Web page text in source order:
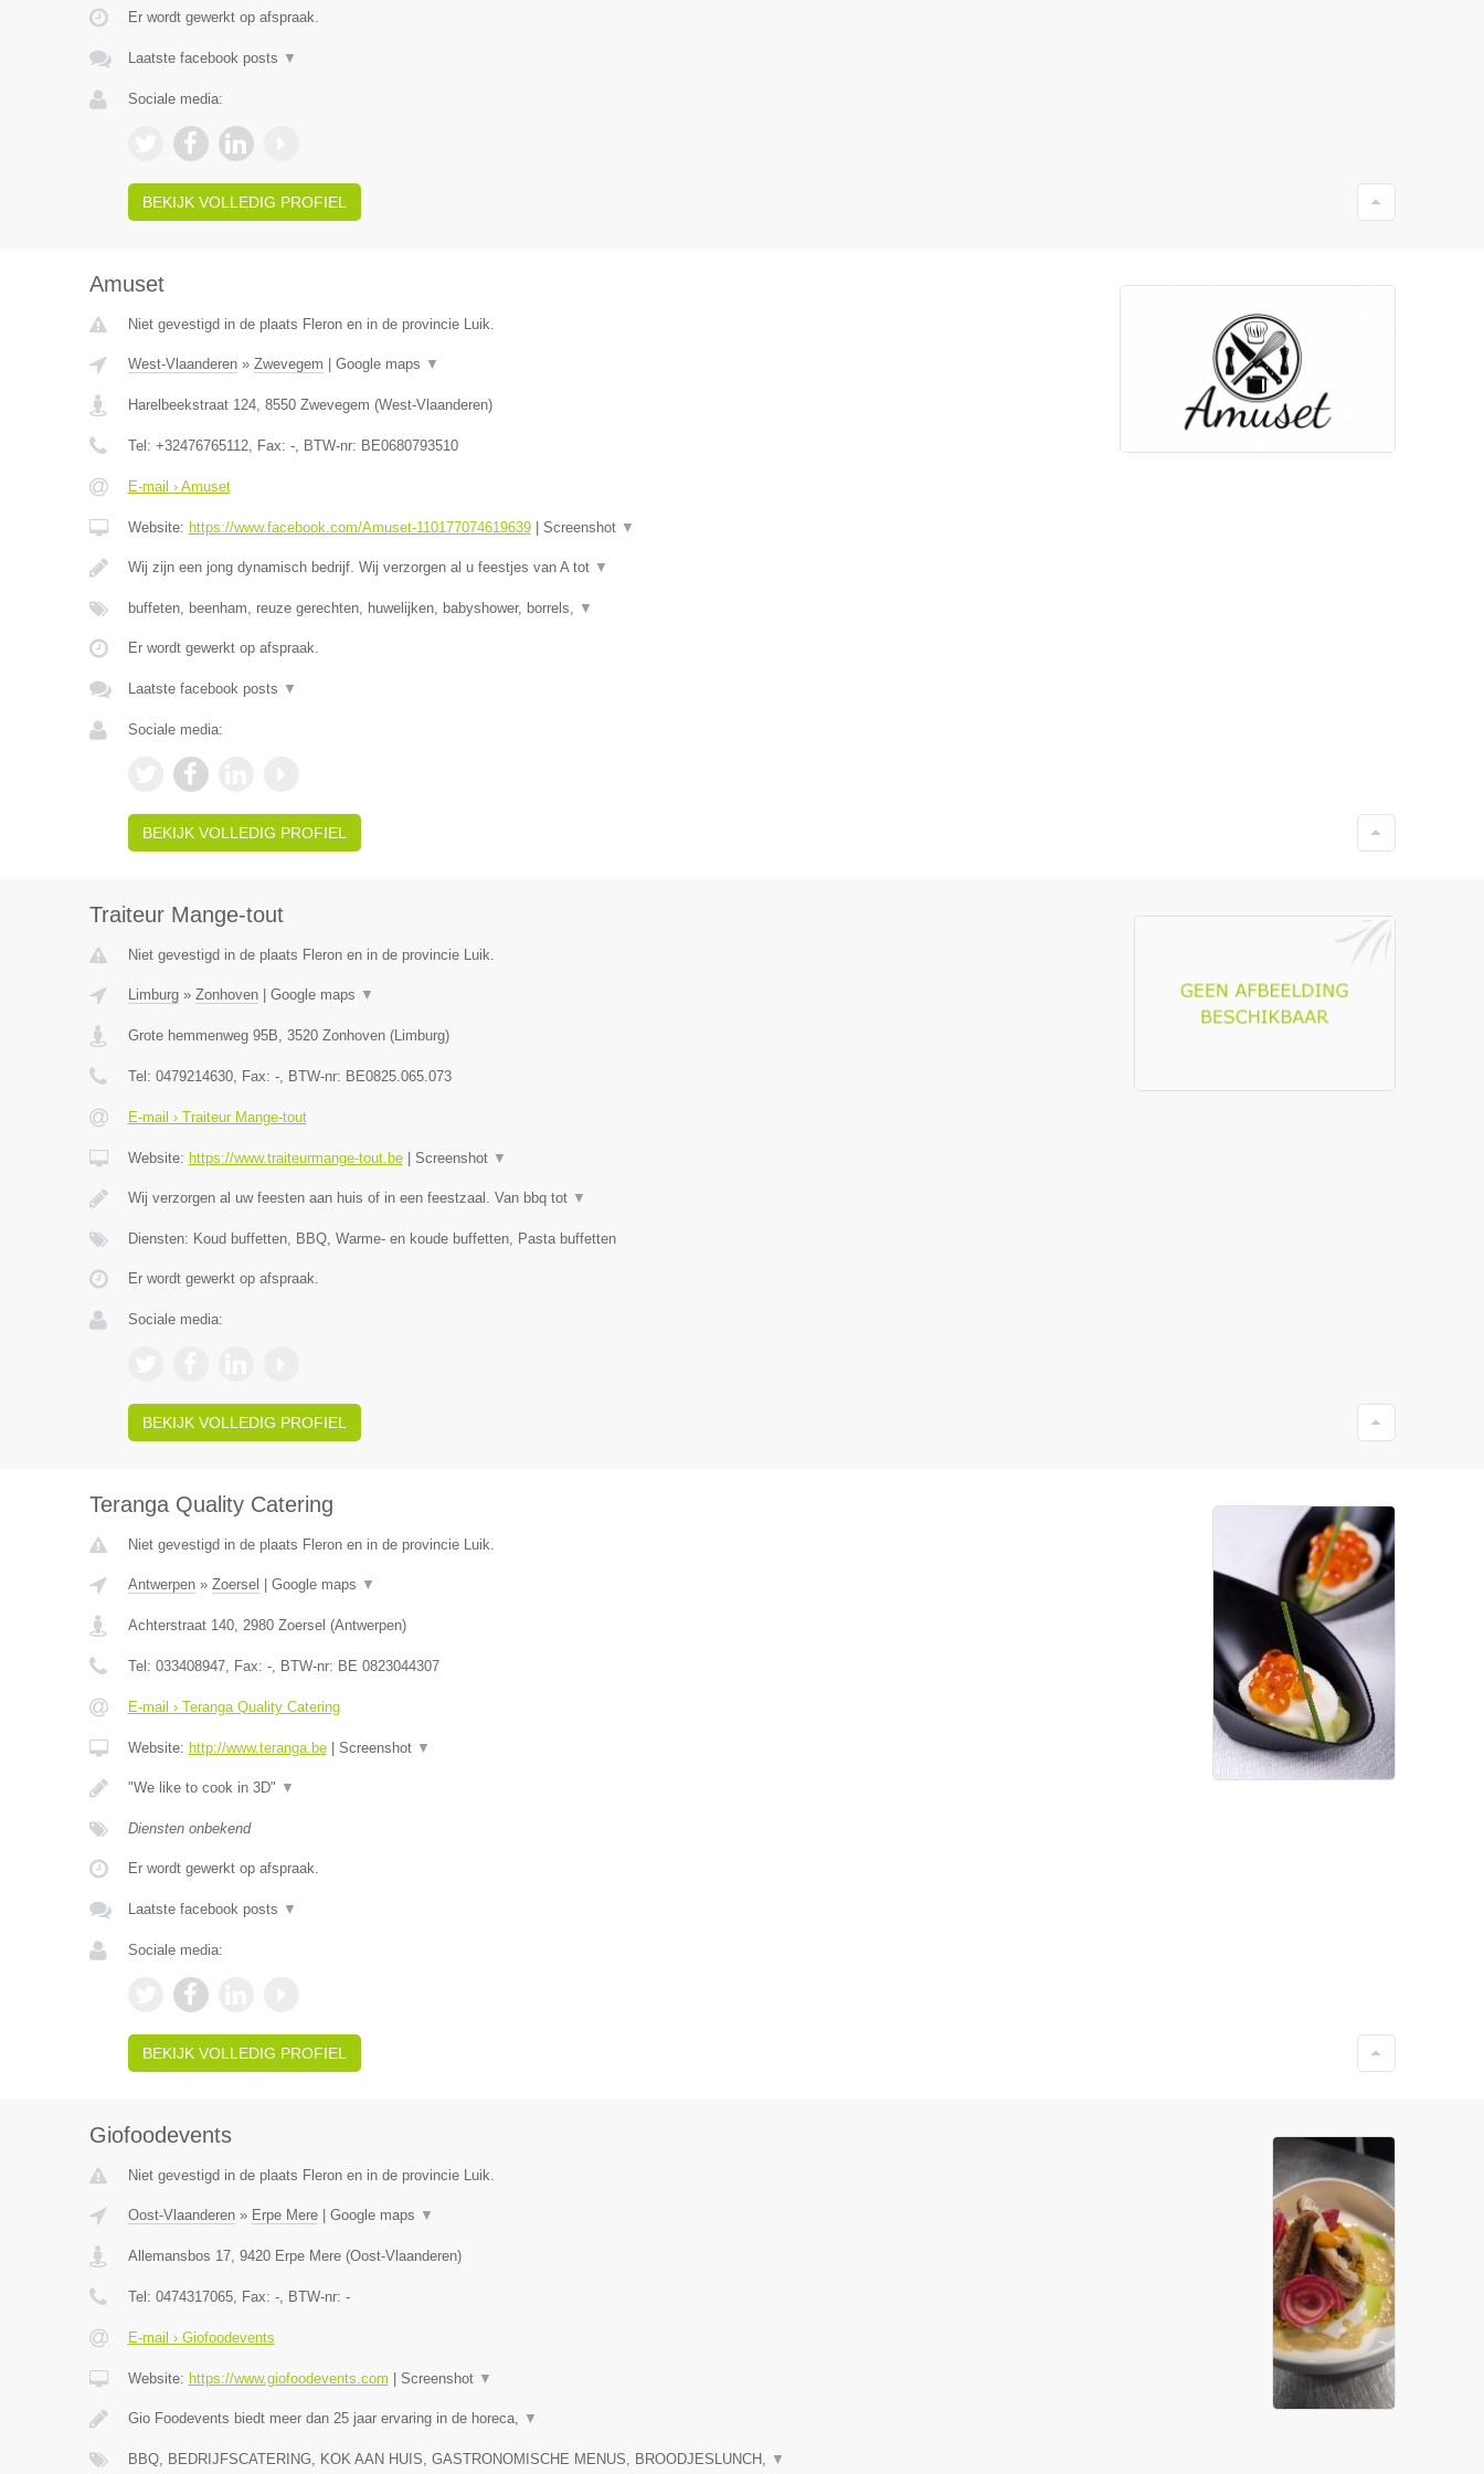
Er wordt gewerkt op afspraak.
Laatste facebook posts ▼
Sociale media:
BEKIJK VOLLEDIG PROFIEL
Amuset
Niet gevestigd in de plaats Fleron en in de provincie Luik.
West-Vlaanderen» Zwevegem Google maps ▼
Harelbeekstraat 124, 8550 Zwevegem (West-Vlaanderen)
Tel: +32476765112, Fax: -, BTW-nr: BE0680793510
E-mail › Amuset
Website: https://www.facebook.com/Amuset-110177074619639| Screenshot ▼
Wij zijn een jong dynamisch bedrijf. Wij verzorgen al u feestjes van A tot ▼
buffeten, beenham, reuze gerechten, huwelijken, babyshower, borrels, ▼
Er wordt gewerkt op afspraak.
Laatste facebook posts ▼
Sociale media:
BEKIJK VOLLEDIG PROFIEL
Traiteur Mange-tout
Niet gevestigd in de plaats Fleron en in de provincie Luik.
Limburg» Zonhoven| Google maps ▼
Grote hemmenweg 95B, 3520 Zonhoven(Limburg)
Tel: 0479214630, Fax: -, BTW-nr: BE0825.065.073
E-mail › Traiteur Mange-tout
Website: https://www.traiteurmange-tout.be| Screenshot ▼
Wij verzorgen al uw feesten aan huis of in een feestzaal. Van bbq tot ▼
Diensten: Koud buffetten, BBQ, Warme- en koude buffetten, Pasta buffetten
Er wordt gewerkt op afspraak.
Sociale media:
BEKIJK VOLLEDIG PROFIEL
Teranga Quality Catering
Niet gevestigd in de plaats Fleron en in de provincie Luik.
Antwerpen» Zoersel Google maps ▼
Achterstraat 140, 2980 Zoersel (Antwerpen)
Tel: 033408947, Fax: -, BTW-nr: BE 0823044307
E-mail › Teranga Quality Catering
Website: http://www.teranga.be| Screenshot ▼
"We like to cook in 3D" ▼
Diensten onbekend
Er wordt gewerkt op afspraak.
Laatste facebook posts ▼
Sociale media:
BEKIJK VOLLEDIG PROFIEL
Giofoodevents
Niet gevestigd in de plaats Fleron en in de provincie Luik.
Oost-Vlaanderen» Erpe Mere| Google maps ▼
Allemansbos 17, 9420 Erpe Mere(Oost-Vlaanderen)
Tel: 0474317065, Fax: -, BTW-nr: -
E-mail › Giofoodevents
Website: https://www.giofoodevents.com Screenshot ▼
Gio Foodevents biedt meer dan 25 jaar ervaring in de horeca, ▼
BBQ, BEDRIJFSCATERING, KOK AAN HUIS, GASTRONOMISCHE MENUS, BROODJESLUNCH, ▼